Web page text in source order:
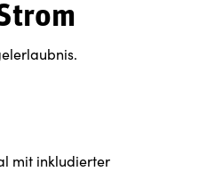
mit inkludierter